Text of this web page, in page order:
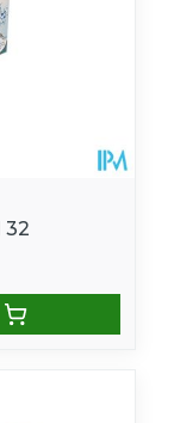
32